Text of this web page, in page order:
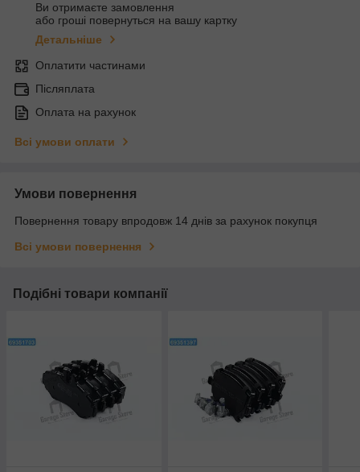
Ви отримаєте замовлення
або гроші повернуться на вашу картку
Детальніше
Оплатити частинами
Післяплата
Оплата на рахунок
Всі умови оплати
Умови повернення
Повернення товару впродовж 14 днів за рахунок покупця
Всі умови повернення
Подібні товари компанії